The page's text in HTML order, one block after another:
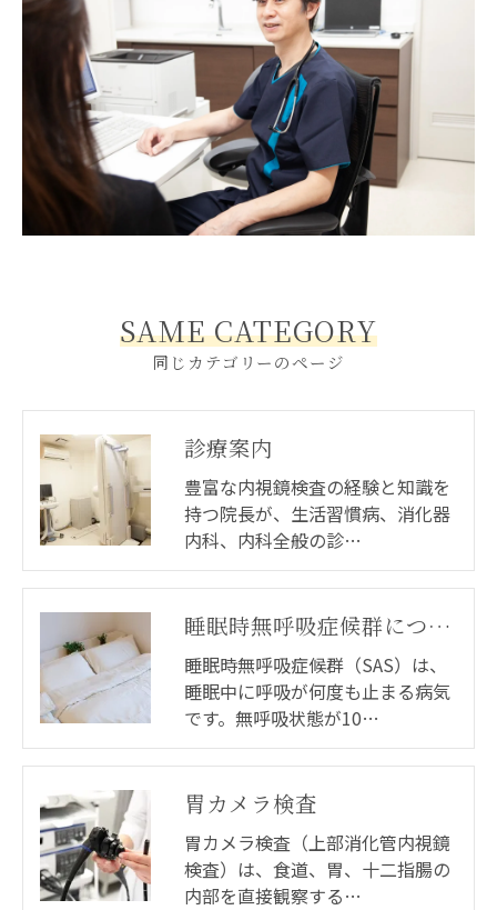
同じカテゴリーのページ
SAME CATEGORY
診療案内
豊富な内視鏡検査の経験と知識を
持つ院長が、生活習慣病、消化器
内科、内科全般の診…
睡眠時無呼吸症候群について
睡眠時無呼吸症候群（SAS）は、
睡眠中に呼吸が何度も止まる病気
です。無呼吸状態が10…
胃カメラ検査
胃カメラ検査（上部消化管内視鏡
検査）は、食道、胃、十二指腸の
内部を直接観察する…